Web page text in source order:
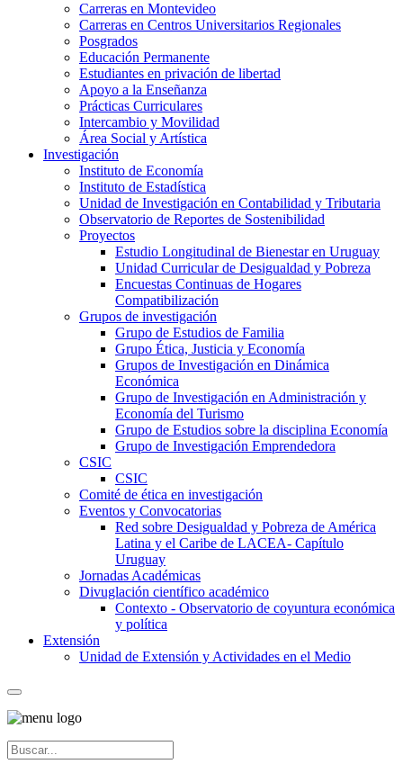
Carreras en Montevideo
Carreras en Centros Universitarios Regionales
Posgrados
Educación Permanente
Estudiantes en privación de libertad
Apoyo a la Enseñanza
Prácticas Curriculares
Intercambio y Movilidad
Área Social y Artística
Investigación
Instituto de Economía
Instituto de Estadística
Unidad de Investigación en Contabilidad y Tributaria
Observatorio de Reportes de Sostenibilidad
Proyectos
Estudio Longitudinal de Bienestar en Uruguay
Unidad Curricular de Desigualdad y Pobreza
Encuestas Continuas de Hogares
Compatibilización
Grupos de investigación
Grupo de Estudios de Familia
Grupo Ética, Justicia y Economía
Grupos de Investigación en Dinámica
Económica
Grupo de Investigación en Administración y
Economía del Turismo
Grupo de Estudios sobre la disciplina Economía
Grupo de Investigación Emprendedora
CSIC
CSIC
Comité de ética en investigación
Eventos y Convocatorias
Red sobre Desigualdad y Pobreza de América
Latina y el Caribe de LACEA- Capítulo
Uruguay
Jornadas Académicas
Divuglación científico académico
Contexto - Observatorio de coyuntura económica
y política
Extensión
Unidad de Extensión y Actividades en el Medio